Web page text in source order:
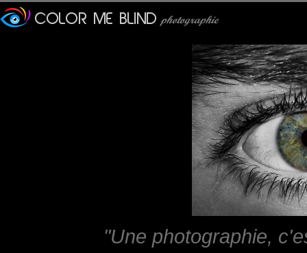
"Une photographie,